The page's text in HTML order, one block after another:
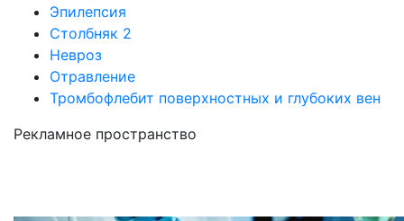
Эпилепсия
Столбняк 2
Невроз
Отравление
Тромбофлебит поверхностных и глубоких вен
Рекламное пространство